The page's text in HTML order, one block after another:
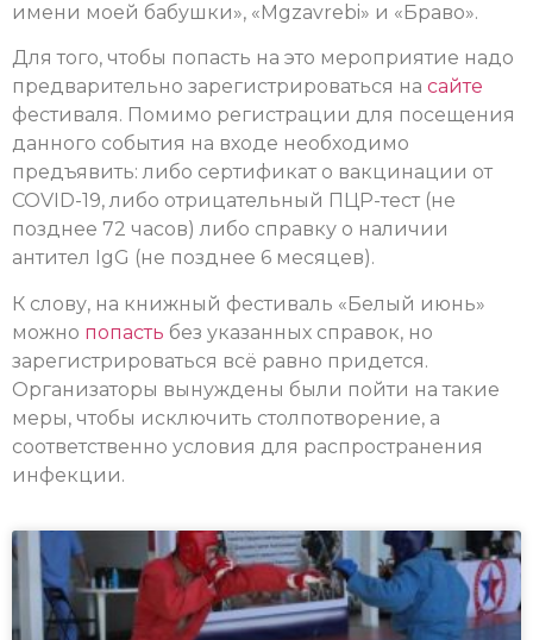
имени моей бабушки», «Mgzavrebi» и «Браво».
Для того, чтобы попасть на это мероприятие надо
предварительно зарегистрироваться на сайте
фестиваля. Помимо регистрации для посещения
данного события на входе необходимо
предъявить: либо сертификат о вакцинации от
COVID-19, либо отрицательный ПЦР-тест (не
позднее 72 часов) либо справку о наличии
антител IgG (не позднее 6 месяцев).
К слову, на книжный фестиваль «Белый июнь»
можно попасть без указанных справок, но
зарегистрироваться всё равно придется.
Организаторы вынуждены были пойти на такие
меры, чтобы исключить столпотворение, а
соответственно условия для распространения
инфекции.